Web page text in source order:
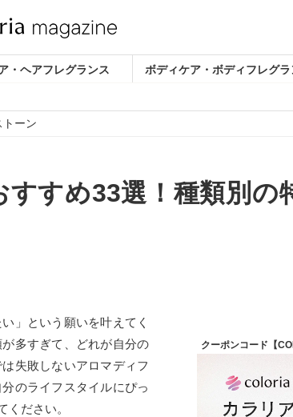
・ヘアフレグランス ボディケア・ボディフレグラ
ーン
すめ33選！種類別の
」という願いを叶えてく
多すぎて、どれが自分の
失敗しないアロマディフ
のライフスタイルにぴっ
ださい。
クーポンコード【